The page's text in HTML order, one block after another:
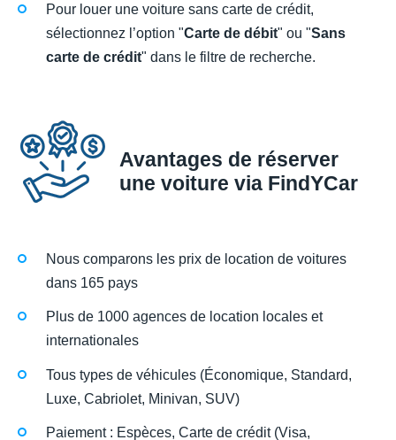
Pour louer une voiture sans carte de crédit,
sélectionnez l’option "Carte de débit" ou "Sans
carte de crédit" dans le filtre de recherche.
Avantages de réserver
une voiture via FindYCar
Nous comparons les prix de location de voitures
dans 165 pays
Plus de 1000 agences de location locales et
internationales
Tous types de véhicules (Économique, Standard,
Luxe, Cabriolet, Minivan, SUV)
Paiement : Espèces, Carte de crédit (Visa,